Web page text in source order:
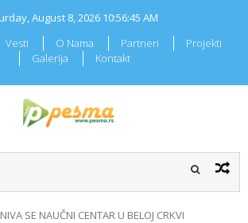
August 8, 2026 10:56:46 AM
Vesti O Nama Partneri
Projekti
Galerija
Kontakt
SE NAUČNI CENTAR U BELOJ CRKVI